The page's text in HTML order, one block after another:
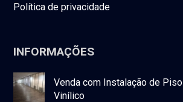
Política de privacidade
INFORMAÇÕES
Venda com Instalação de Piso
Vinílico